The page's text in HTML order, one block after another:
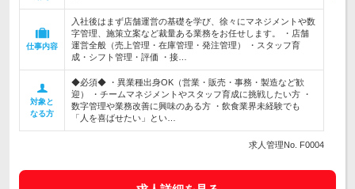
仕事内容
入社後はまず店舗運営の基礎を学び、徐々にマネジメントや数
字管理、施策立案など裁量ある業務をお任せします。 ・店舗
運営全般（売上管理・在庫管理・発注管理） ・スタッフ育
成・シフト管理・評価 ・接…
対象と
なる方
◆必須◆ ・異業種出身OK（営業・販売・事務・製造など歓
迎） ・チームマネジメントやスタッフ育成に挑戦したい方 ・
数字管理や業務改善に興味のある方 ・飲食業界未経験でも
「人を喜ばせたい」とい…
求人管理No. F0004